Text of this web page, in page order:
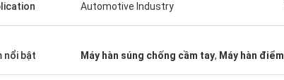
Automotive Industry
nổi bật Máy hàn súng chống cầm tay, Máy hàn